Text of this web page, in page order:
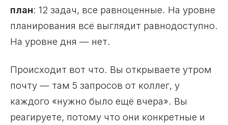
план: 12 задач, все равноценные. На уровне
планирования всё выглядит равнодоступно.
На уровне дня — нет.
Происходит вот что. Вы открываете утром
почту — там 5 запросов от коллег, у
каждого «нужно было ещё вчера». Вы
реагируете, потому что они конкретные и